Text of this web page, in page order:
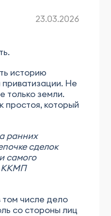
23.03.2026
историю
Не
только земли.
простоя, который
ранних
сделок
самого
ККМП
том числе дело
со стороны лиц